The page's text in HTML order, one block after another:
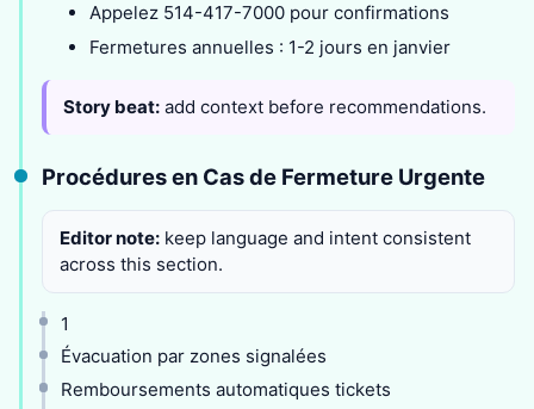
Appelez 514-417-7000 pour confirmations
Fermetures annuelles : 1-2 jours en janvier
Story beat: add context before recommendations.
Procédures en Cas de Fermeture Urgente
Editor note: keep language and intent consistent
across this section.
1
Évacuation par zones signalées
Remboursements automatiques tickets